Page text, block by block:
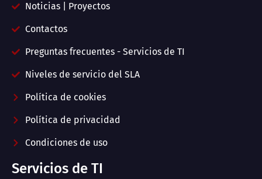
Noticias | Proyectos
Contactos
Preguntas frecuentes - Servicios de TI
Niveles de servicio del SLA
Política de cookies
Política de privacidad
Condiciones de uso
Servicios de TI